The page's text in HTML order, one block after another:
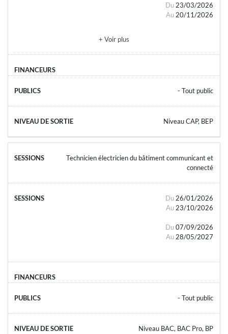
Du 23/03/2026
Au 20/11/2026
+ Voir plus
- Tout public
Niveau CAP, BEP
Technicien électricien du bâtiment communicant et
connecté
Du 26/01/2026
Au 23/10/2026
Du 07/09/2026
Au 28/05/2027
- Tout public
Niveau BAC, BAC Pro, BP